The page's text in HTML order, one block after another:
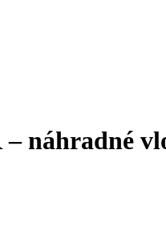
náhradné